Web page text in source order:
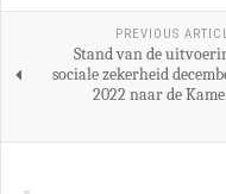
PREVIOUS
Stand van de
sociale zekerheid
2022 naar de